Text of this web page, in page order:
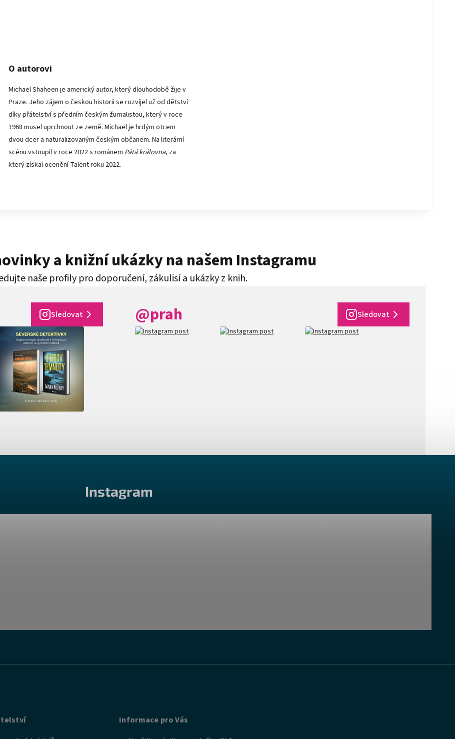
O autorovi
Michael Shaheen je americký autor, který dlouhodobě žije v
Praze. Jeho zájem o českou historii se rozvíjel už od dětství
díky přátelství s předním českým žurnalistou, který v roce
1968 musel uprchnout ze země. Michael je hrdým otcem
dvou dcer a naturalizovaným českým občanem. Na literární
scénu vstoupil v roce 2022 s románem Pátá královna, za
který získal ocenění Talent roku 2022.
a knižní ukázky na našem Instagramu
naše profily pro doporučení, zákulisí a ukázky z knih.
Sledovat @prah Sledovat
Informace pro Vás
Instagram